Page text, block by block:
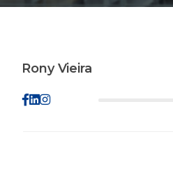
PORTAL EDUCACIONAL
Rony Vieira